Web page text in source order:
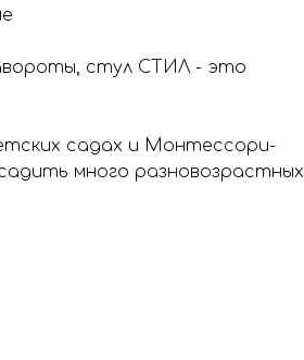
стул СТИЛ - это
садах и Монтессори-
много разновозрастных